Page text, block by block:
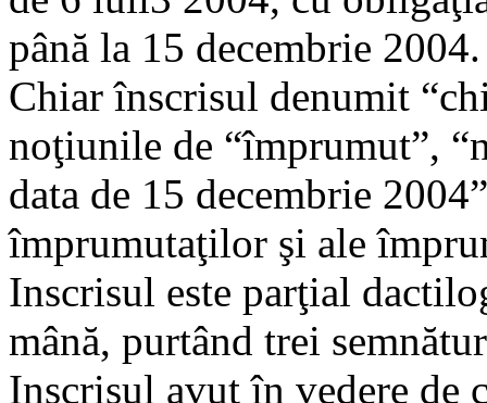
până la 15 decembrie 2004.
Chiar înscrisul denumit
noţiunile de “împrumut”,
data de 15 decembrie
împrumutaţilor şi ale
Inscrisul este parţial
mână, purtând trei
Inscrisul avut în vedere de